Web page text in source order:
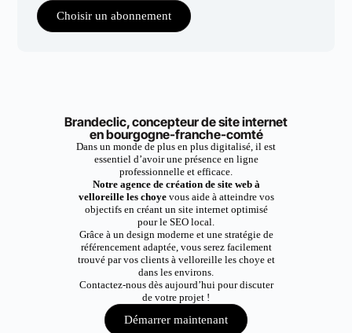
Choisir un abonnement
Brandeclic, concepteur de site internet
en bourgogne-franche-comté
Dans un monde de plus en plus digitalisé, il est
essentiel d’avoir une présence en ligne
professionnelle et efficace.
Notre agence de création de site web à
velloreille les choyevous aide à atteindre vos
objectifs en créant un site internet optimisé
pour le SEO local.
Grâce à un design moderne et une stratégie de
référencement adaptée, vous serez facilement
trouvé par vos clients à velloreille les choye et
dans les environs.
Contactez-nous dès aujourd’hui pour discuter
de votre projet !
Démarrer maintenant